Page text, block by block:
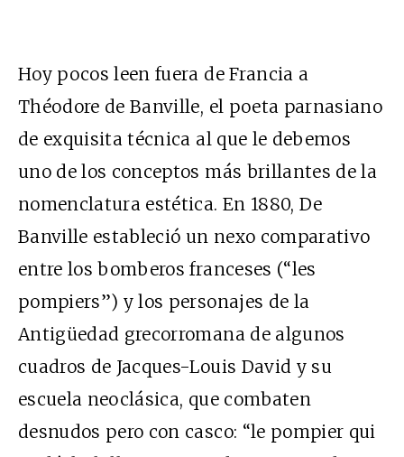
Hoy pocos leen fuera de Francia a
Théodore de Banville, el poeta parnasiano
de exquisita técnica al que le debemos
uno de los conceptos más brillantes de la
nomenclatura estética. En 1880, De
Banville estableció un nexo comparativo
entre los bomberos franceses (“les
pompiers”) y los personajes de la
Antigüedad grecorromana de algunos
cuadros de Jacques-Louis David y su
escuela neoclásica, que combaten
desnudos pero con casco: “le pompier qui